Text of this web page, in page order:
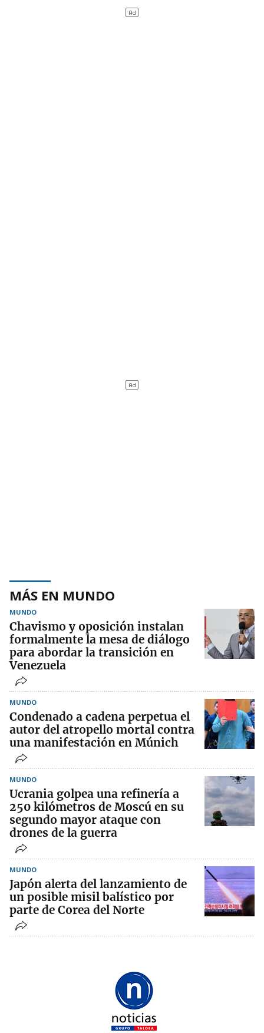
MÁS EN MUNDO
MUNDO
Chavismo y oposición instalan
formalmente la mesa de diálogo
para abordar la transición en
Venezuela
MUNDO
Condenado a cadena perpetua el
autor del atropello mortal contra
una manifestación en Múnich
MUNDO
Ucrania golpea una refinería a
250 kilómetros de Moscú en su
segundo mayor ataque con
drones de la guerra
MUNDO
Japón alerta del lanzamiento de
un posible misil balístico por
parte de Corea del Norte